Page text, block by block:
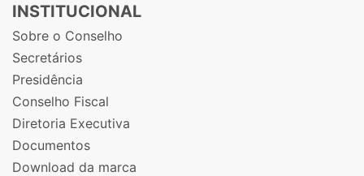
INSTITUCIONAL
Sobre o Conselho
Secretários
Presidência
Conselho Fiscal
Diretoria Executiva
Documentos
Download da marca